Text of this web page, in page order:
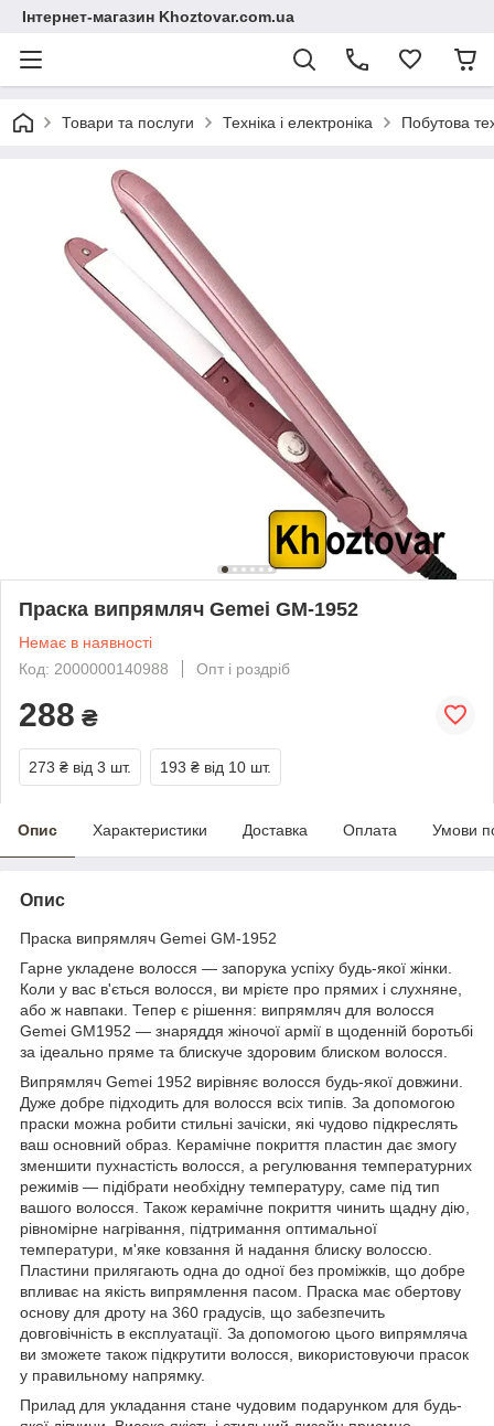
Інтернет-магазин Khoztovar.com.ua
Товари та послуги Техніка і електроніка Побутова
Праска випрямляч Gemei GM-1952
Немає в наявності
Код: 2000000140988
Опт і роздріб
288 ₴
273 ₴ від 3 шт. 193 ₴ від 10 шт.
Опис Характеристики Доставка Оплата Умови
Опис
Праска випрямляч Gemei GM-1952
Гарне укладене волосся — запорука успіху будь-якої жінки.
Коли у вас в'ється волосся, ви мрієте про прямих і слухняне,
або ж навпаки. Тепер є рішення: випрямляч для волосся
Gemei GM1952 — знаряддя жіночої армії в щоденній боротьбі
за ідеально пряме та блискуче здоровим блиском волосся.
Випрямляч Gemei 1952 вирівняє волосся будь-якої довжини.
Дуже добре підходить для волосся всіх типів. За допомогою
праски можна робити стильні зачіски, які чудово підкреслять
ваш основний образ. Керамічне покриття пластин дає змогу
зменшити пухнастість волосся, а регулювання температурних
режимів — підібрати необхідну температуру, саме під тип
вашого волосся. Також керамічне покриття чинить щадну дію,
рівномірне нагрівання, підтримання оптимальної
температури, м'яке ковзання й надання блиску волоссю.
Пластини прилягають одна до одної без проміжків, що добре
впливає на якість випрямлення пасом. Праска має обертову
основу для дроту на 360 градусів, що забезпечить
довговічність в експлуатації. За допомогою цього випрямляча
ви зможете також підкрутити волосся, використовуючи прасок
у правильному напрямку.
Прилад для укладання стане чудовим подарунком для будь-